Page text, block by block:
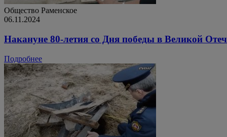
Общество Раменское
06.11.2024
Накануне 80-летия со Дня победы в Великой
Подробнее